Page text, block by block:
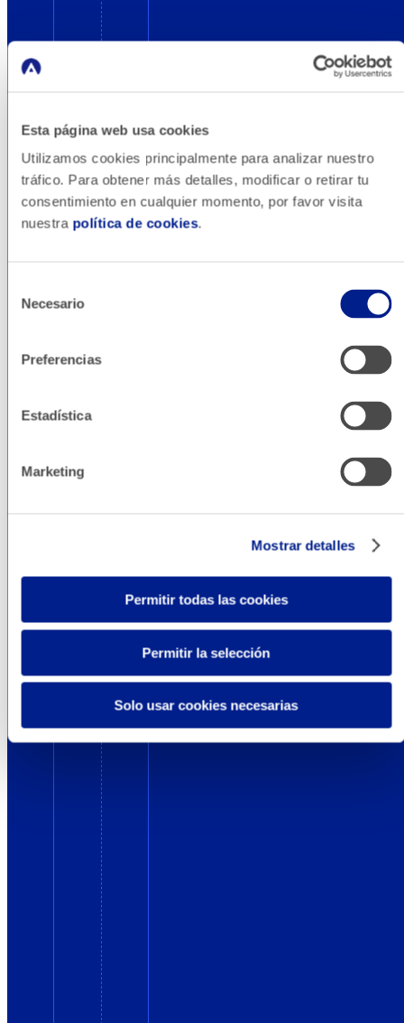
Esta página web usa cookies
Utilizamos cookies principalmente para analizar nuestro
tráfico. Para obtener más detalles, modificar o retirar tu
consentimiento en cualquier momento, por favor visita
nuestra política de cookies.
Necesario
Preferencias
Estadística
Marketing
Mostrar detalles
Permitir todas las cookies
Permitir la selección
Solo usar cookies necesarias
Internacio­
nalización